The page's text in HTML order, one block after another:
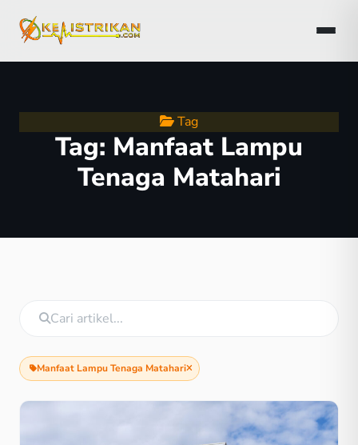
Tag
Tag: Manfaat Lampu
Tenaga Matahari
Manfaat Lampu Tenaga Matahari